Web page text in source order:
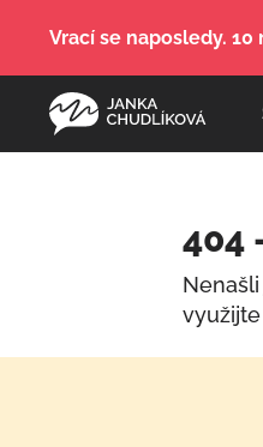
Vrací se naposledy.
404